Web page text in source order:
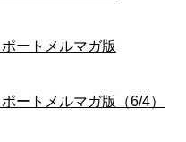
ートメルマガ版
ートメルマガ版（6/4）